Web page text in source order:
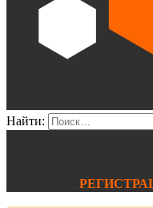
Найти: